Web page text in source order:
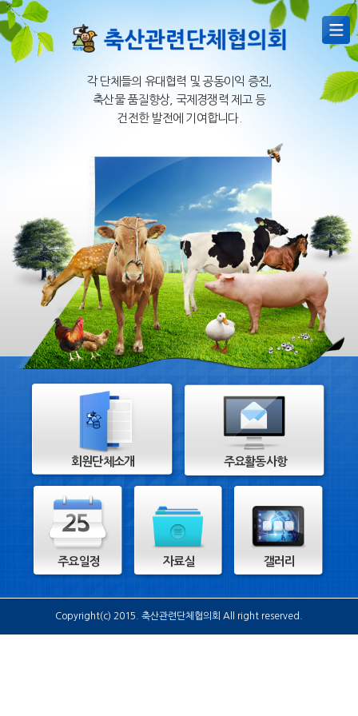
각 단체들의 유대협력 및 공동이익 증진,
축산물 품질향상, 국제경쟁력 제고 등
건전한 발전에 기여합니다.
회원단체소개 주요활동사항
주요일정 자료실 갤러리
Copyright(c) 2015. 축산관련단체협의회 All right reserved.